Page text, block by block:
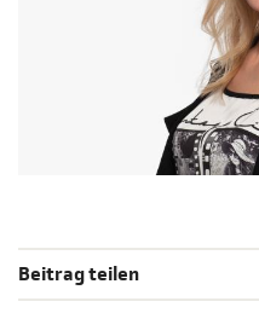
Beitrag teilen